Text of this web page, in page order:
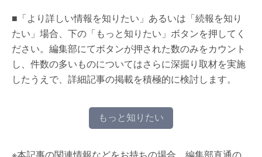
■「より詳しい情報を知りたい」あるいは「続報を知り
たい」場合、下の「もっと知りたい」ボタンを押してく
ださい。編集部にてボタンが押された数のみをカウント
し、件数の多いものについてはさらに深掘り取材を実施
したうえで、詳細記事の掲載を積極的に検討します。
もっと知りたい